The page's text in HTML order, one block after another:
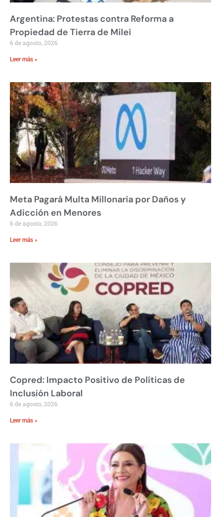
Argentina: Protestas contra Reforma a
Propiedad de Tierra de Milei
6 de agosto, 2026
Leer más »
Meta Pagará Multa Millonaria por Daños y
Adicción en Menores
6 de agosto, 2026
Leer más »
Copred: Impacto Positivo de Políticas de
Inclusión Laboral
6 de agosto, 2026
Leer más »